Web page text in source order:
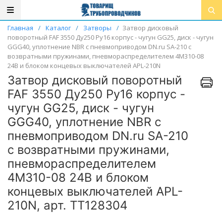
Главная / Каталог / Затворы / Затвор дисковый
поворотный FAF 3550 Ду250 Ру16 корпус - чугун GG25, диск - чугун
GGG40, уплотнение NBR с пневмоприводом DN.ru SA-210 с
возвратными пружинами, пневмораспределителем 4M310-08
24В и блоком концевых выключателей APL-210N
Затвор дисковый поворотный
FAF 3550 Ду250 Ру16 корпус -
чугун GG25, диск - чугун
GGG40, уплотнение NBR с
пневмоприводом DN.ru SA-210
с возвратными пружинами,
пневмораспределителем
4M310-08 24В и блоком
концевых выключателей APL-
210N, арт. ТТ128304